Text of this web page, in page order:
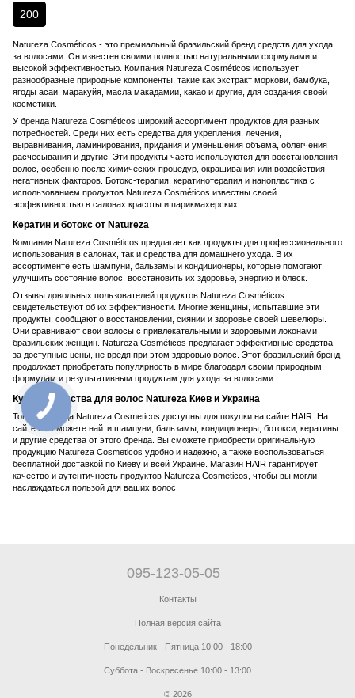
200
Natureza Cosméticos - это премиальный бразильский бренд средств для ухода
за волосами. Он известен своими полностью натуральными формулами и
высокой эффективностью. Компания Natureza Cosméticos использует
разнообразные природные компоненты, такие как экстракт моркови, бамбука,
ягоды асаи, маракуйя, масла макадамии, какао и другие, для создания своей
косметики.
У бренда Natureza Cosméticos широкий ассортимент продуктов для разных
потребностей. Среди них есть средства для укрепления, лечения,
выравнивания, ламинирования, придания и уменьшения объема, облегчения
расчесывания и другие. Эти продукты часто используются для восстановления
волос, особенно после химических процедур, окрашивания или воздействия
негативных факторов. Ботокс-терапия, кератинотерапия и нанопластика с
использованием продуктов Natureza Cosméticos известны своей
эффективностью в салонах красоты и парикмахерских.
Кератин и ботокс от Natureza
Компания Natureza Cosméticos предлагает как продукты для профессионального
использования в салонах, так и средства для домашнего ухода. В их
ассортименте есть шампуни, бальзамы и кондиционеры, которые помогают
улучшить состояние волос, восстановить их здоровье, энергию и блеск.
Отзывы довольных пользователей продуктов Natureza Cosméticos
свидетельствуют об их эффективности. Многие женщины, испытавшие эти
продукты, сообщают о восстановлении, сиянии и здоровье своей шевелюры.
Они сравнивают свои волосы с привлекательными и здоровыми локонами
бразильских женщин. Natureza Cosméticos предлагает эффективные средства
за доступные цены, не вредя при этом здоровью волос. Этот бразильский бренд
продолжает приобретать популярность в мире благодаря своим природным
формулам и результативным продуктам для ухода за волосами.
Купить средства для волос Natureza Киев и Украина
Товары бренда Natureza Cosmeticos доступны для покупки на сайте HAIR. На
сайте вы сможете найти шампуни, бальзамы, кондиционеры, ботокси, кератины
и другие средства от этого бренда. Вы сможете приобрести оригинальную
продукцию Natureza Cosmeticos удобно и надежно, а также воспользоваться
бесплатной доставкой по Киеву и всей Украине. Магазин HAIR гарантирует
качество и аутентичность продуктов Natureza Cosmeticos, чтобы вы могли
наслаждаться пользой для ваших волос.
095-123-05-05
Контакты
Полная версия сайта
Понедельник - Пятница 10:00 - 18:00
Суббота - Воскресенье 10:00 - 13:00
© 2026